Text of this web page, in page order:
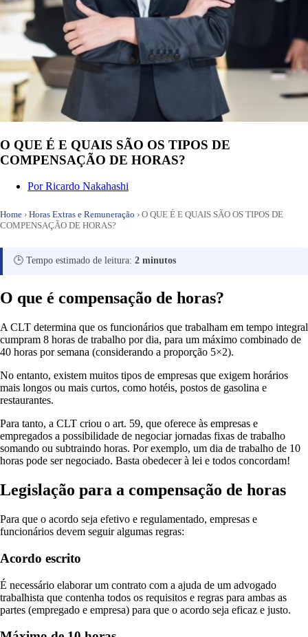
O QUE É E QUAIS SÃO OS TIPOS DE
COMPENSAÇÃO DE HORAS?
PorRicardo Nakahashi
Home › Horas Extras e Remuneração › O QUE É E QUAIS SÃO OS TIPOS DE
COMPENSAÇÃO DE HORAS?
🕒 Tempo estimado de leitura: 2 minutos
O que é compensação de horas?
A CLT determina que os funcionários que trabalham em tempo integral
cumpram 8 horas de trabalho por dia, para um máximo combinado de
40 horas por semana (considerando a proporção 5×2).
No entanto, existem muitos tipos de empresas que exigem horários
mais longos ou mais curtos, como hotéis, postos de gasolina e
restaurantes.
Para tanto, a CLT criou o art. 59, que oferece às empresas e
empregados a possibilidade de negociar jornadas fixas de trabalho
somando ou subtraindo horas. Por exemplo, um dia de trabalho de 10
horas pode ser negociado. Basta obedecer à lei e todos concordam!
Legislação para a compensação de horas
Para que o acordo seja efetivo e regulamentado, empresas e
funcionários devem seguir algumas regras:
Acordo escrito
É necessário elaborar um contrato com a ajuda de um advogado
trabalhista que contenha todos os requisitos e regras para ambas as
partes (empregado e empresa) para que o acordo seja eficaz e justo.